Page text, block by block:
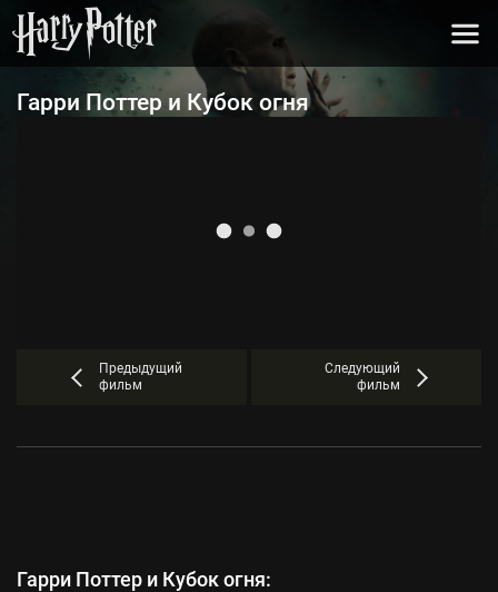
Гарри Поттер и Кубок огня
Предыдущий
фильм
Следующий
фильм
Гарри Поттер и Кубок огня: